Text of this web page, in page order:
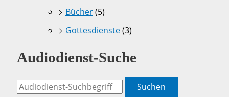
Bücher(5)
Gottesdienste(3)
Audiodienst-Suche
Suchen